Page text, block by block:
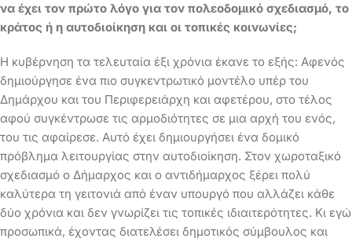
να έχει τον πρώτο λόγο για τον πολεοδομικό σχεδιασμό, το
κράτος ή η αυτοδιοίκηση και οι τοπικές κοινωνίες;
Η κυβέρνηση τα τελευταία έξι χρόνια έκανε το εξής: Αφενός
δημιούργησε ένα πιο συγκεντρωτικό μοντέλο υπέρ του
Δημάρχου και του Περιφερειάρχη και αφετέρου, στο τέλος
αφού συγκέντρωσε τις αρμοδιότητες σε μια αρχή του ενός,
του τις αφαίρεσε. Αυτό έχει δημιουργήσει ένα δομικό
πρόβλημα λειτουργίας στην αυτοδιοίκηση. Στον χωροταξικό
σχεδιασμό ο Δήμαρχος και ο αντιδήμαρχος ξέρει πολύ
καλύτερα τη γειτονιά από έναν υπουργό που αλλάζει κάθε
δύο χρόνια και δεν γνωρίζει τις τοπικές ιδιαιτερότητες. Κι εγώ
προσωπικά, έχοντας διατελέσει δημοτικός σύμβουλος και